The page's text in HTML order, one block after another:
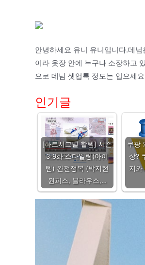
안녕하세요 유니 유니입니다.데
이라 옷장 안에 누구나 소장하고
으로 데님 셋업룩 정도는 입으세
인기글
[하트시그널 핱템] 시즌
3 9화 스타일링(아이
템) 완전정복 (박지현
원피스, 블라우스,…
쿠팡
상?
지와